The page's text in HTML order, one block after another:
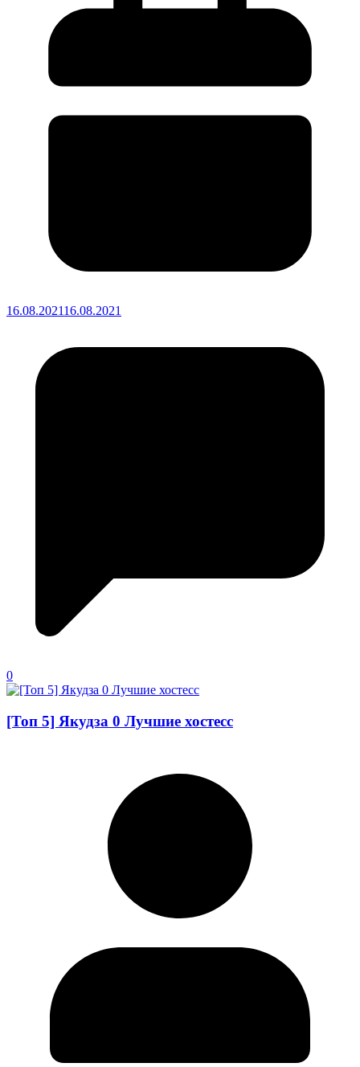
16.08.202116.08.2021
0
[Топ 5] Якудза 0 Лучшие хостесс